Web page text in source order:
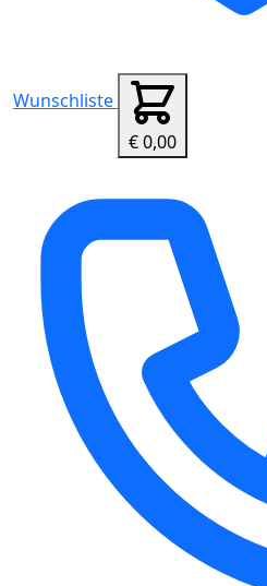
Wunschliste
€ 0,00